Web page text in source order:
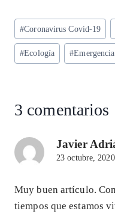
ts
A
p
eg
ra
m
Etiquetas
de
la
#Coronavirus Covid-19
#Ecología #
3 comentarios
Javier
23 octubre,
Muy buen artículo.
tiempos que estamos